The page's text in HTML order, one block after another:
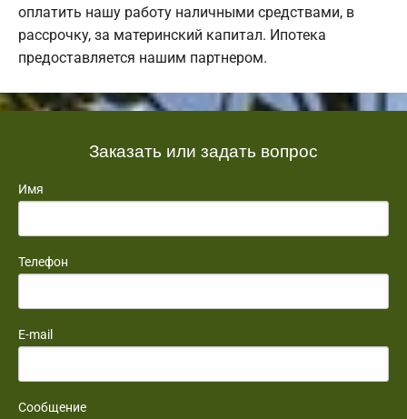
оплатить нашу работу наличными средствами, в
рассрочку, за материнский капитал. Ипотека
предоставляется нашим партнером.
Заказать или задать вопрос
Имя
Телефон
E-mail
Сообщение